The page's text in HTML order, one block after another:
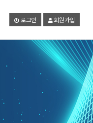
로그인 회원가입